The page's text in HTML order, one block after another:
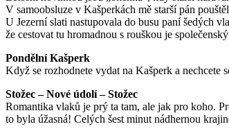
V samoobsluze v Kašperkách mě starší pán
U Jezerní slati nastupovala do busu paní šedých
že cestovat tu hromadnou s rouškou je
Pondělní Kašperk
Když se rozhodnete vydat na Kašperk a
Stožec – Nové údolí – Stožec
Romantika vlaků je prý ta tam, ale jak pro koho.
to byla úžasná! Celých šest minut nádhernou